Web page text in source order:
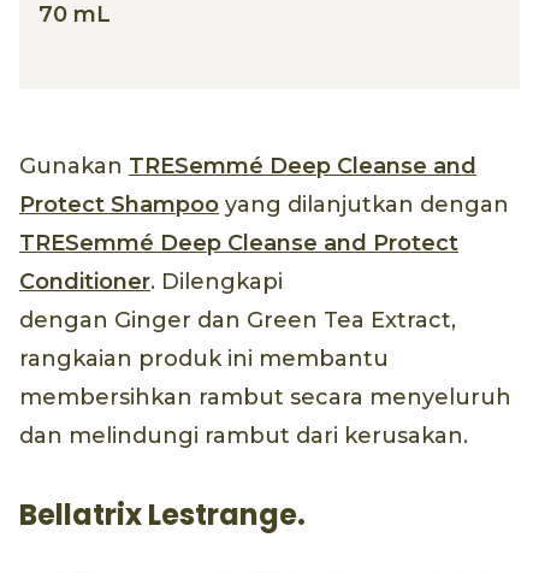
70 mL
Gunakan TRESemmé Deep Cleanse and
Protect Shampoo yang dilanjutkan dengan
TRESemmé Deep Cleanse and Protect
Conditioner. Dilengkapi
dengan Ginger dan Green Tea Extract,
rangkaian produk ini membantu
membersihkan rambut secara menyeluruh
dan melindungi rambut dari kerusakan.
Bellatrix Lestrange.